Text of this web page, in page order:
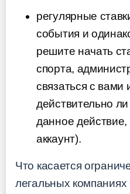
регулярные
события и
решите начать
спорта,
связаться с вами
действительно
данное
аккаунт).
Что касается
легальных